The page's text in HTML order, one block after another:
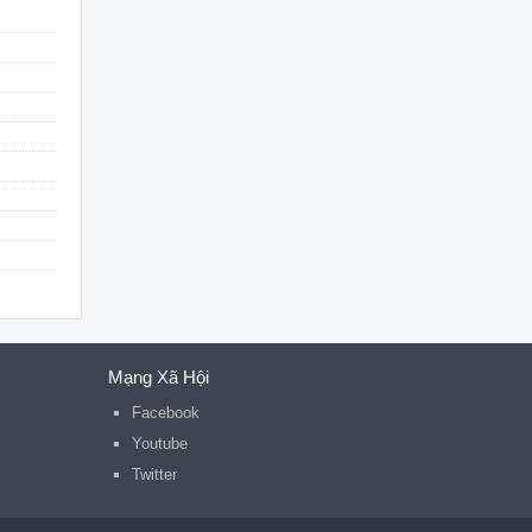
Mạng Xã Hội
Facebook
Youtube
Twitter